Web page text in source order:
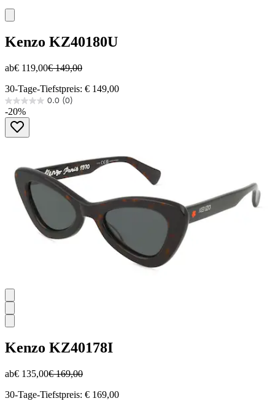
Kenzo KZ40180U
ab€ 119,00€ 149,00
30-Tage-Tiefstpreis: € 149,00
0.0 (0)
0.0
von
Sternen.
-20%
Kenzo KZ40178I
ab€ 135,00€ 169,00
30-Tage-Tiefstpreis: € 169,00